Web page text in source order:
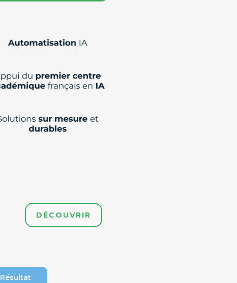
DÉCOUVRIR
Résultat